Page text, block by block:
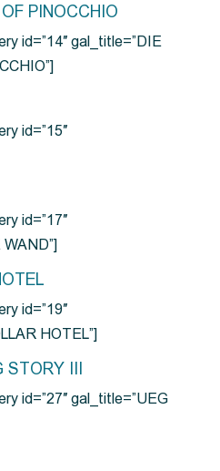
PINOCCHIO
id=”14″ gal_title=”DIE
id=”15″
id=”17″
id=”19″
HOTEL”]
III
id=”27″ gal_title=”UEG